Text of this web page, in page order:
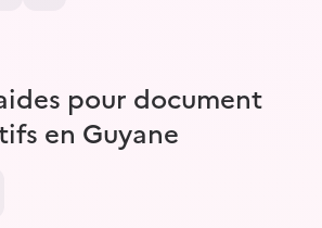
pour document
en Guyane